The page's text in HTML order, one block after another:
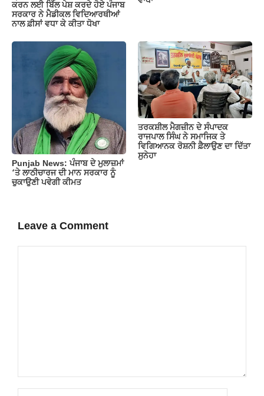
ਕਰਨ ਲਈ ਬਿੱਲ ਪੇਸ਼ ਕਰਦੇ ਹੋਏ ਪੰਜਾਬ
ਸਰਕਾਰ ਨੇ ਮੈਡੀਕਲ ਵਿਦਿਆਰਥੀਆਂ
ਨਾਲ ਫ਼ੀਸਾਂ ਵਧਾ ਕੇ ਕੀਤਾ ਧੋਖਾ
Punjab News: ਪੰਜਾਬ ਦੇ ਮੁਲਾਜ਼ਮਾਂ
‘ਤੇ ਲਾਠੀਚਾਰਜ ਦੀ ਮਾਨ ਸਰਕਾਰ ਨੂੰ
ਚੁਕਾਉਣੀ ਪਵੇਗੀ ਕੀਮਤ
ਤਰਕਸ਼ੀਲ ਮੈਗਜ਼ੀਨ ਦੇ ਸੰਪਾਦਕ
ਰਾਜਪਾਲ ਸਿੰਘ ਨੇ ਸਮਾਜਿਕ ਤੇ
ਵਿਗਿਆਨਕ ਰੋਸ਼ਨੀ ਫ਼ੈਲਾਉਣ ਦਾ ਦਿੱਤਾ
ਸੁਨੇਹਾ
Leave a Comment